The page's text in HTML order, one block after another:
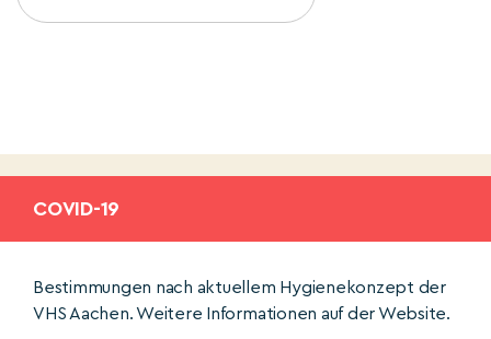
COVID-19
Bestimmungen nach aktuellem Hygienekonzept der
VHS Aachen. Weitere Informationen auf der Website.